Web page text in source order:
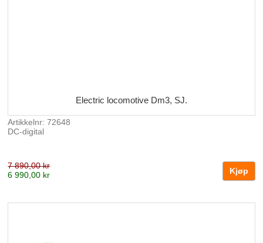
Electric locomotive Dm3, SJ.
Artikkelnr: 72648
DC-digital
7 890,00 kr
6 990,00 kr